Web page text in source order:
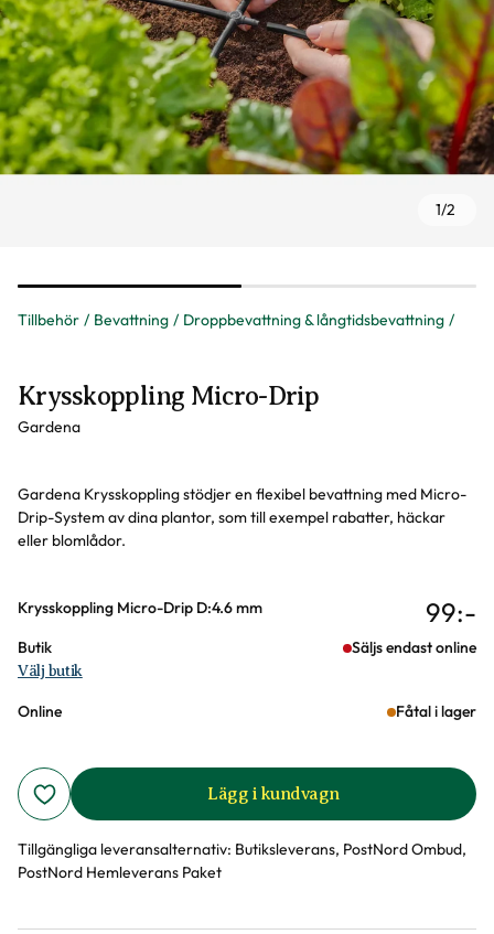
Tillbehör Bevattning Droppbevattning & långtidsbevattning
1/2
Krysskoppling Micro-Drip
Gardena
Gardena Krysskoppling stödjer en flexibel bevattning med Micro-
Drip-System av dina plantor, som till exempel rabatter, häckar
eller blomlådor.
Varianter
Krysskoppling Micro-Drip D:4.6 mm 99:-
Butik Säljs endast online
Välj butik
Online Fåtal i lager
Lägg i kundvagn
Tillgängliga leveransalternativ: Butiksleverans, PostNord Ombud,
PostNord Hemleverans Paket